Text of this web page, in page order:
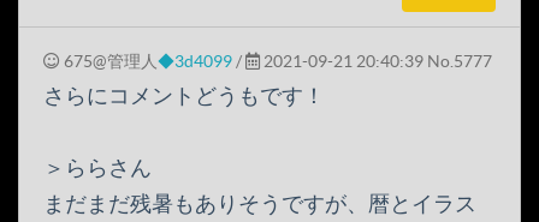
675@管理人◆3d4099 / 2021-09-21 20:40:39 No.5777
さらにコメントどうもです！
＞ららさん
まだまだ残暑もありそうですが、暦とイラス